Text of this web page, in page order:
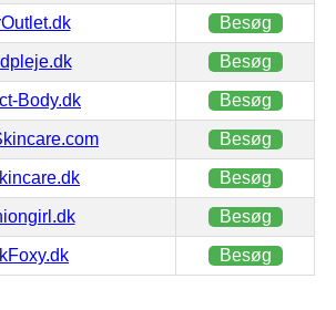
Besøg
Besøg
Body.dk Besøg
Besøg
Besøg
Besøg
Besøg